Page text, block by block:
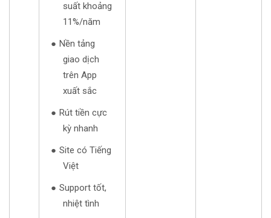
suất khoảng
11%/năm
Nền tảng
giao dịch
trên App
xuất sắc
Rút tiền cực
kỳ nhanh
Site có Tiếng
Việt
Support tốt,
nhiệt tình